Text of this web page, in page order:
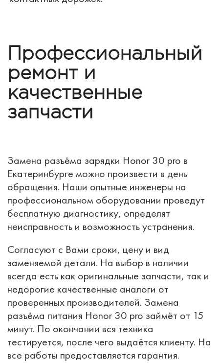
Профессиональный
ремонт и
качественные
запчасти
Замена разъёма зарядки Honor 30 pro в
Екатеринбурге можно произвести в день
обращения. Наши опытные инженеры на
профессиональном оборудовании проведут
бесплатную диагностику, определят
неисправность и возможность устранения.
Согласуют с Вами сроки, цену и вид
заменяемой детали. На выбор в наличии
всегда есть как оригинальные запчасти, так и
недорогие качественные аналоги от
проверенных производителей. Замена
разъёма питания Honor 30 pro займёт от 15
минут. По окончании вся техника
тестируется, после чего выдаётся клиенту. На
все работы предоставляется гарантия.